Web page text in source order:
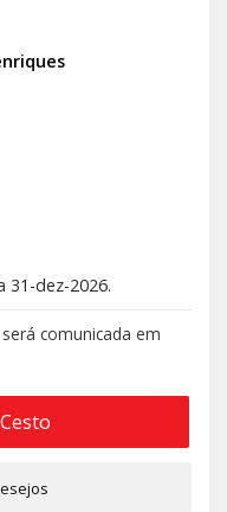
31-dez-2026.
comunicada em